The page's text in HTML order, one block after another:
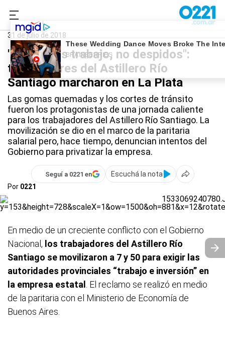
0221.com.ar
31 de julio de 2018
"Queremos trabajo, no despidos":
trabajadores del Astillero Río
Santiago marcharon en La Plata
Las gomas quemadas y los cortes de tránsito
fueron los protagonistas de una jornada caliente
para los trabajadores del Astillero Río Santiago. La
movilización se dio en el marco de la paritaria
salarial pero, hace tiempo, denuncian intentos del
Gobierno para privatizar la empresa.
Seguí a 0221 en
Escuchá la nota
Por 0221
En medio de un creciente conflicto con el Gobierno
Nacional, los trabajadores del Astillero Río
Santiago se movilizaron a 7 y 50 para exigir las
autoridades provinciales “trabajo e inversión” en
la empresa estatal
. El reclamo se realizó en medio
de la paritaria con el Ministerio de Economía de
Buenos Aires.